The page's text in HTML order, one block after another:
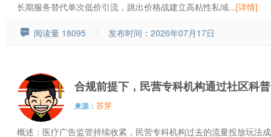
长期服务替代单次低价引流，跳出价格战建立高粘性私域...[详情]
阅读量 18095 发布时间：2026年07月17日
合规前提下，民营专科机构通过社区科
来源： 苏芽
概述：医疗广告监管持续收紧，民营专科机构过去的流量投放玩法